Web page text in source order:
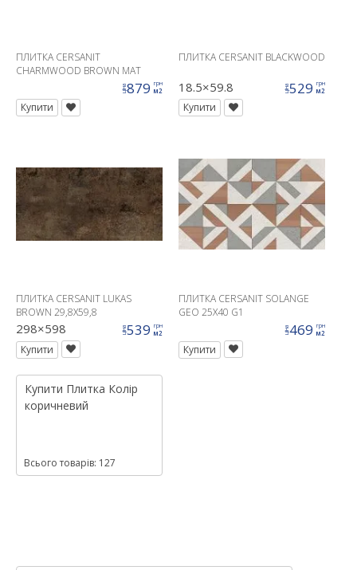
ПЛИТКА CERSANIT
CHARMWOOD BROWN MAT
ціна879 грн
м2
Купити
ПЛИТКА CERSANIT BLACKWOOD
18.5×59.8 ціна529 грн
м2
Купити
ПЛИТКА CERSANIT LUKAS
BROWN 29,8X59,8
298×598 ціна539 грн
м2
Купити
ПЛИТКА CERSANIT SOLANGE
GEO 25X40 G1
ціна469 грн
м2
Купити
Купити Плитка Колір
коричневий
Всього товарів: 127